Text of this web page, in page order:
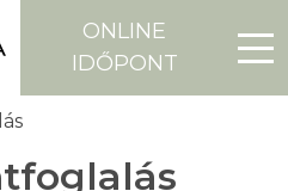
ONLINE
IDŐPONT